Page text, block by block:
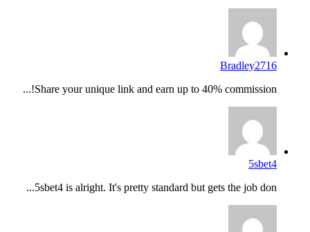
Bradley2716
Share your unique link and earn up to 40% commission!...
5sbet4
5sbet4 is alright. It's pretty standard but gets the job don...